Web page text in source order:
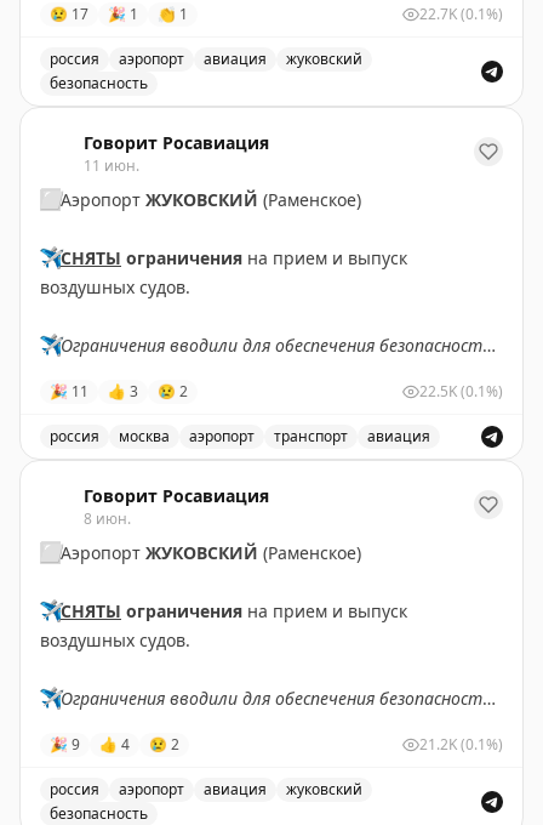
✈️ Говорит Росавиация|MАХ
😢 17 🎉 1 👏 1 22.7K(0.1%)
россия аэропорт авиация
жуковский
безопасность
Говорит Росавиация
11 июн.
⬜️Аэропорт ЖУКОВСКИЙ (Раменское)
✈️СНЯТЫ ограничения на прием и выпуск
воздушных судов.
✈️Ограничения вводили для обеспечения безопасности
✈️ Говорит Росавиация| MAX
🎉 11 👍 3 😢 2 22.5K(0.1%)
россия москва аэропорт транспорт авиация
Говорит Росавиация
8 июн.
⬜️Аэропорт ЖУКОВСКИЙ (Раменское)
✈️СНЯТЫ ограничения на прием и выпуск
воздушных судов.
✈️Ограничения вводили для обеспечения безопасности
✈️ Говорит Росавиация|MAX
🎉 9 👍 4 😢 2 21.2K(0.1%)
россия аэропорт авиация
жуковский
безопасность